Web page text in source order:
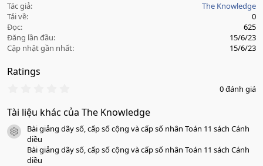
Tác giả
The Knowledge
Tải về
0
Đọc
625
Đăng lần đầu
15/6/23
Cập nhật gần nhất
15/6/23
Ratings
0
0
a
0 đánh giá
Tài liệu khác của The Knowledge
icon tài liệu
Bài giảng dãy số, cấp số cộng và cấp số nhân Toán 11 sách Cánh
diều
Bài giảng dãy số, cấp số cộng và cấp số nhân Toán 11 sách Cánh
diều